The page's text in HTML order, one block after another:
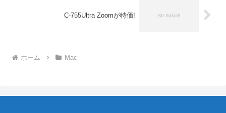
C-755Ultra Zoomが特価!
ホーム Mac